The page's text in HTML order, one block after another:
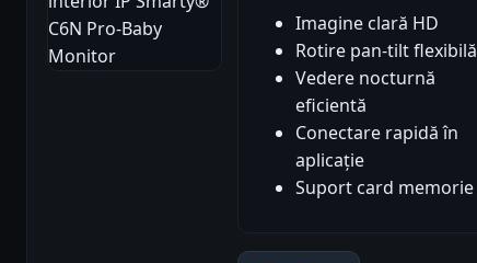
Imagine clară HD
Rotire pan-tilt flexibilă
Vedere nocturnă
eficientă
Conectare rapidă în
aplicație
Suport card memorie